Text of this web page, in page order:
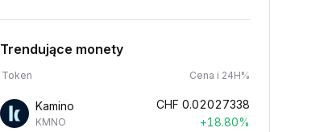
Trendujące monety
Token Cena i 24H%
Kamino
KMNO
CHF 0.02027338
+18.80%